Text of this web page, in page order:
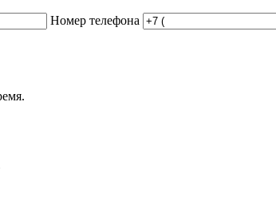
Номер телефона